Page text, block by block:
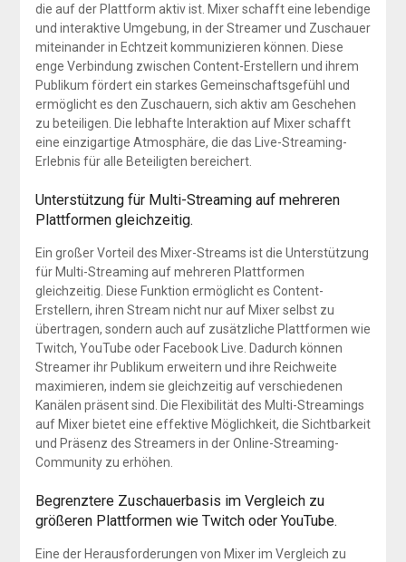
die auf der Plattform aktiv ist. Mixer schafft eine lebendige
und interaktive Umgebung, in der Streamer und Zuschauer
miteinander in Echtzeit kommunizieren können. Diese
enge Verbindung zwischen Content-Erstellern und ihrem
Publikum fördert ein starkes Gemeinschaftsgefühl und
ermöglicht es den Zuschauern, sich aktiv am Geschehen
zu beteiligen. Die lebhafte Interaktion auf Mixer schafft
eine einzigartige Atmosphäre, die das Live-Streaming-
Erlebnis für alle Beteiligten bereichert.
Unterstützung für Multi-Streaming auf mehreren
Plattformen gleichzeitig.
Ein großer Vorteil des Mixer-Streams ist die Unterstützung
für Multi-Streaming auf mehreren Plattformen
gleichzeitig. Diese Funktion ermöglicht es Content-
Erstellern, ihren Stream nicht nur auf Mixer selbst zu
übertragen, sondern auch auf zusätzliche Plattformen wie
Twitch, YouTube oder Facebook Live. Dadurch können
Streamer ihr Publikum erweitern und ihre Reichweite
maximieren, indem sie gleichzeitig auf verschiedenen
Kanälen präsent sind. Die Flexibilität des Multi-Streamings
auf Mixer bietet eine effektive Möglichkeit, die Sichtbarkeit
und Präsenz des Streamers in der Online-Streaming-
Community zu erhöhen.
Begrenztere Zuschauerbasis im Vergleich zu
größeren Plattformen wie Twitch oder YouTube.
Eine der Herausforderungen von Mixer im Vergleich zu